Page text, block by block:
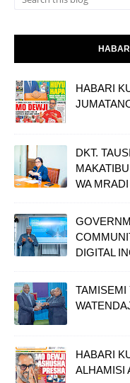
HABARI
DKT.
WA
DIGITAL
TAMISEMI
HABARI
ALHAMISI